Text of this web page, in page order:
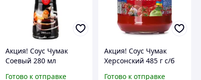
Акция! Соус Чумак
Соевый 280 мл
Готово к отправке
Акция! Соус Чумак
Херсонский 485 г с/б
Готово к отправке